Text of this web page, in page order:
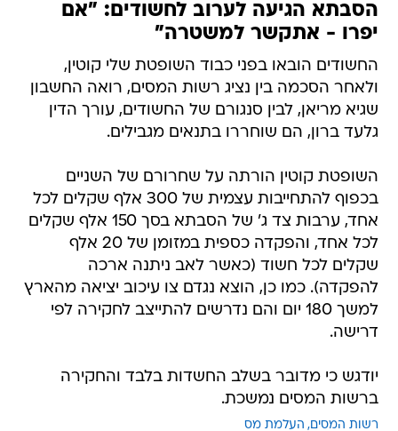
הסבתא הגיעה לערוב לחשודים: "אם
יפרו - אתקשר למשטרה"
החשודים הובאו בפני כבוד השופטת שלי קוטין,
ולאחר הסכמה בין נציג רשות המסים, רואה החשבון
שגיא מריאן, לבין סנגורם של החשודים, עורך הדין
גלעד ברון, הם שוחררו בתנאים מגבילים.
השופטת קוטין הורתה על שחרורם של השניים
בכפוף להתחייבות עצמית של 300 אלף שקלים לכל
אחד, ערבות צד ג' של הסבתא בסך 150 אלף שקלים
לכל אחד, והפקדה כספית במזומן של 20 אלף
שקלים לכל חשוד (כאשר לאב ניתנה ארכה
להפקדה). כמו כן, הוצא נגדם צו עיכוב יציאה מהארץ
למשך 180 יום והם נדרשים להתייצב לחקירה לפי
דרישה.
יודגש כי מדובר בשלב החשדות בלבד והחקירה
ברשות המסים נמשכת.
רשות המסים העלמת מס